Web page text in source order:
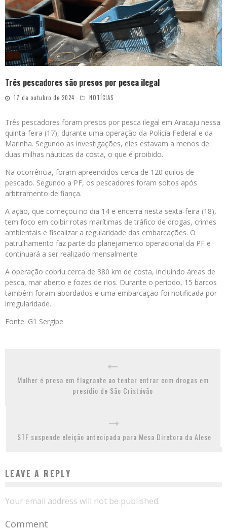
Três pescadores são presos por pesca ilegal
17 de outubro de 2024 NOTÍCIAS
Três pescadores foram presos por pesca ilegal em Aracaju nessa
quinta-feira (17), durante uma operação da Polícia Federal e da
Marinha. Segundo as investigações, eles estavam a menos de
duas milhas náuticas da costa, o que é proibido.
Na ocorrência, foram apreendidos cerca de 120 quilos de
pescado. Segundo a PF, os pescadores foram soltos após
arbitramento de fiança.
A ação, que começou no dia 14 e encerra nesta sexta-feira (18),
tem foco em coibir rotas marítimas de tráfico de drogas, crimes
ambientais e fiscalizar a regularidade das embarcações. O
patrulhamento faz parte do planejamento operacional da PF e
continuará a ser realizado mensalmente.
A operação cobriu cerca de 380 km de costa, incluindo áreas de
pesca, mar aberto e fozes de rios. Durante o período, 15 barcos
também foram abordados e uma embarcação foi notificada por
irregularidade.
Fonte: G1 Sergipe
Mulher é presa em flagrante ao tentar entrar com drogas em
presídio de São Cristóvão
STF suspende eleição antecipada para Mesa Diretora da Alese
LEAVE A REPLY
Your email address will not be published.
Comment